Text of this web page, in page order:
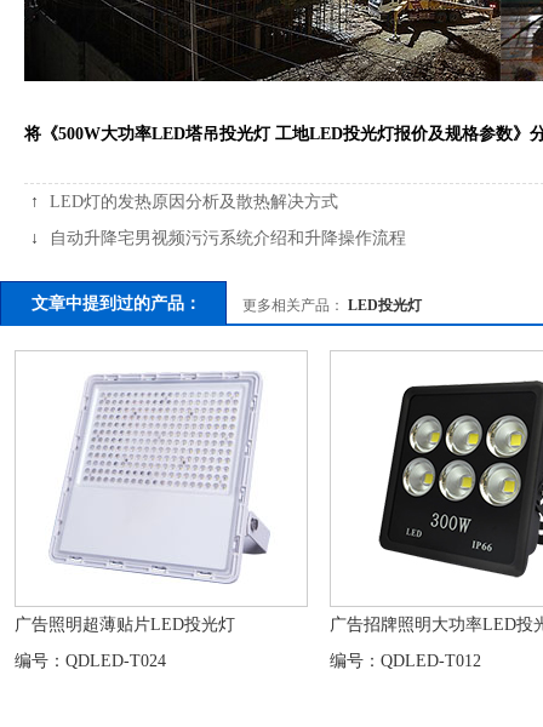
将《500W大功率LED塔吊投光灯 工地LED投光灯报价及规格参数》
↑
LED灯的发热原因分析及散热解决方式
↓
自动升降宅男视频污污系统介绍和升降操作流程
文章中提到过的产品： 更多相关产品： LED投光灯
广告照明超薄贴片LED投光灯
编号：QDLED-T024
广告招牌照明大功率LED投
编号：QDLED-T012